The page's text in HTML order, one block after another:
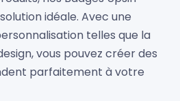
idéale. Avec une
telles que la
vous pouvez créer des
parfaitement à votre